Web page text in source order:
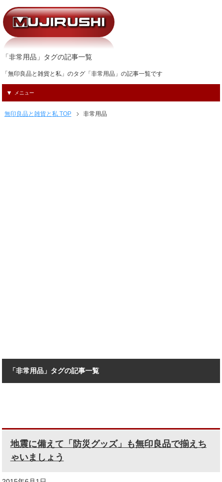
「非常用品」タグの記事一覧
「無印良品と雑貨と私」のタグ「非常用品」の記事一覧です
メニュー
無印良品と雑貨と私 TOP 非常用品
「非常用品」タグの記事一覧
地震に備えて「防災グッズ」も無印良品で揃えち
ゃいましょう